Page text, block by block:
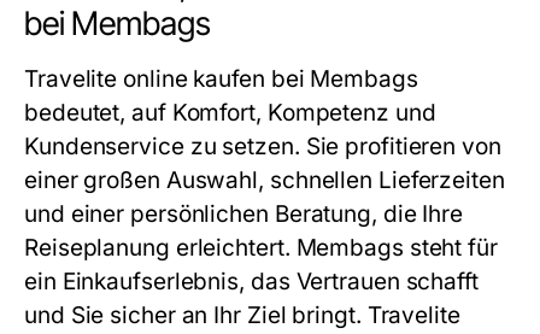
bei Membags
Travelite online kaufen bei Membags
bedeutet, auf Komfort, Kompetenz und
Kundenservice zu setzen. Sie profitieren von
einer großen Auswahl, schnellen Lieferzeiten
und einer persönlichen Beratung, die Ihre
Reiseplanung erleichtert. Membags steht für
ein Einkaufserlebnis, das Vertrauen schafft
und Sie sicher an Ihr Ziel bringt. Travelite